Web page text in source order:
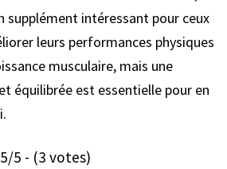
supplément intéressant pour ceux
leurs performances physiques
musculaire, mais une
équilibrée est essentielle pour en
5/5 - (3 votes)